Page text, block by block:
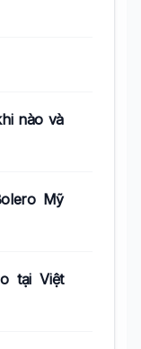
nào và
Mỹ
tại Việt